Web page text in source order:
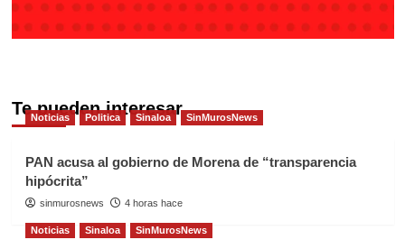
Te pueden interesar
Noticias Politica Sinaloa SinMurosNews
PAN acusa al gobierno de Morena de “transparencia
hipócrita”
sinmurosnews 4 horas hace
Noticias Sinaloa SinMurosNews